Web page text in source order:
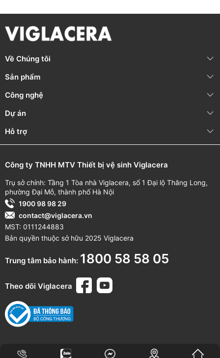
Về Chúng tôi
Sản phẩm
Công nghệ
Dự án
Hỗ trợ
Công ty TNHH MTV Thiết bị vệ sinh Viglacera
Trụ sở chính: Tầng 1 Tòa nhà Viglacera, số 1 Đại lộ Thăng Long,
phường Đại Mỗ, thành phố Hà Nội
1900 98 98 29
contact@viglacera.vn
MST: 0111244883
Bản quyền thuộc sở hữu 2025 Viglacera
Trung tâm bảo hành: 1800 58 58 05
Theo dõi Viglacera